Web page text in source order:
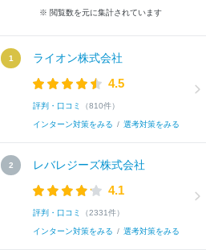
※ 閲覧数を元に集計されています
ライオン株式会社
4.5
評判・口コミ （810件）
インターン対策をみる / 選考対策をみる
レバレジーズ株式会社
4.1
評判・口コミ （2331件）
インターン対策をみる / 選考対策をみる